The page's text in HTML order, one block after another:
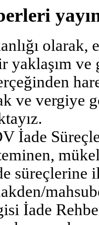
yaklaşım
ve vergiye
İade
teminen,
süreçlerine
İade